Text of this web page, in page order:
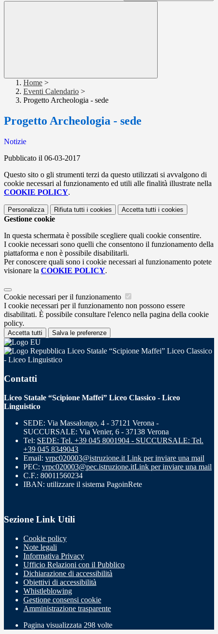
Home >
Eventi Calendario >
Progetto Archeologia - sede
Progetto Archeologia - sede
Notizie
Pubblicato il 06-03-2017
Questo sito o gli strumenti terzi da questo utilizzati si avvalgono di
cookie necessari al funzionamento ed utili alle finalità illustrate nella
COOKIE POLICY.
Personalizza Rifiuta tutti i cookies Accetta tutti i cookies
Gestione cookie
In questa schermata è possibile scegliere quali cookie consentire.
I cookie necessari sono quelli che consentono il funzionamento della
piattaforma e non è possibile disabilitarli.
Per conoscere quali sono i cookie necessari al funzionamento potete
visionare la COOKIE POLICY.
Cookie necessari per il funzionamento
I cookie necessari per il funzionamento non possono essere
disabilitati. È possibile consultare l'elenco nella pagina della cookie
policy.
Accetta tutti Salva le preferenze
Liceo Statale “Scipione Maffei” Liceo Classico
- Liceo Linguistico
Contatti
Liceo Statale “Scipione Maffei” Liceo Classico - Liceo
Linguistico
SEDE: Via Massalongo, 4 - 37121 Verona -
SUCCURSALE: Via Venier, 6 - 37138 Verona
Tel: SEDE: Tel. +39 045 8001904 - SUCCURSALE: Tel.
+39 045 8349043
Email: vrpc020003@istruzione.it Link per inviare una mail
PEC: vrpc020003@pec.istruzione.itLink per inviare una mail
C.F.: 80011560234
IBAN: utilizzare il sistema PagoinRete
Sezione Link Utili
Cookie policy
Note legali
Informativa Privacy
Ufficio Relazioni con il Pubblico
Dichiarazione di accessibilità
Obiettivi di accessibilità
Whistleblowing
Gestione consensi cookie
Amministrazione trasparente
Pagina visualizzata 298 volte